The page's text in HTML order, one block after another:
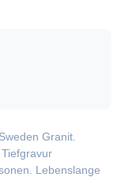
Granit.
Lebenslange